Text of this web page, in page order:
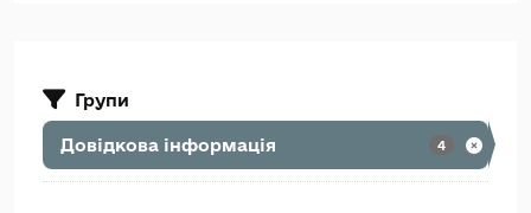
Групи
Довідкова інформація 4